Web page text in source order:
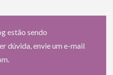
estão sendo
dúvida, envie um e-mail